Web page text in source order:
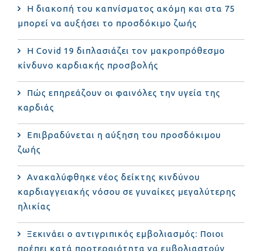
Η διακοπή του καπνίσματος ακόμη και στα 75
μπορεί να αυξήσει το προσδόκιμο ζωής
Η Covid 19 διπλασιάζει τον μακροπρόθεσμο
κίνδυνο καρδιακής προσβολής
Πώς επηρεάζουν οι φαινόλες την υγεία της
καρδιάς
Επιβραδύνεται η αύξηση του προσδόκιμου
ζωής
Ανακαλύφθηκε νέος δείκτης κινδύνου
καρδιαγγειακής νόσου σε γυναίκες μεγαλύτερης
ηλικίας
Ξεκινάει ο αντιγριπικός εμβολιασμός: Ποιοι
πρέπει κατά προτεραιότητα να εμβολιαστούν